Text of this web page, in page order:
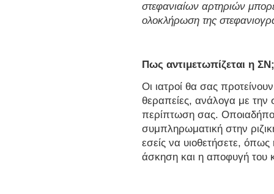
στεφανιαίων αρτηριών
ολοκλήρωση της
Πως αντιμετωπίζεται η ΣΝ;
Οι ιατροί θα σας
θεραπείες, ανάλογα με την
περίπτωση σας.
συμπληρωματική στην
εσείς να υιοθετήσετε, όπως
άσκηση και η αποφυγή του